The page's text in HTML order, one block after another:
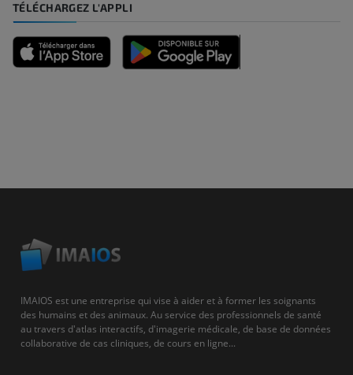
TÉLÉCHARGEZ L'APPLI
IMAIOS est une entreprise qui vise à aider et à former les soignants
des humains et des animaux. Au service des professionnels de santé
au travers d'atlas interactifs, d'imagerie médicale, de base de données
collaborative de cas cliniques, de cours en ligne...